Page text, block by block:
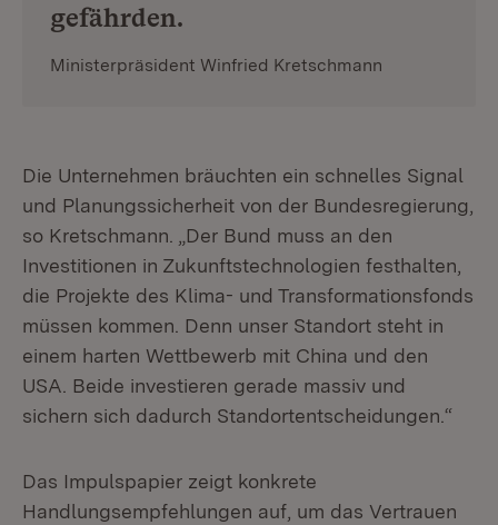
gefährden.
Ministerpräsident Winfried Kretschmann
Die Unternehmen bräuchten ein schnelles Signal
und Planungssicherheit von der Bundesregierung,
so Kretschmann. „Der Bund muss an den
Investitionen in Zukunftstechnologien festhalten,
die Projekte des Klima- und Transformationsfonds
müssen kommen. Denn unser Standort steht in
einem harten Wettbewerb mit China und den
USA. Beide investieren gerade massiv und
sichern sich dadurch Standortentscheidungen.“
Das Impulspapier zeigt konkrete
Handlungsempfehlungen auf, um das Vertrauen